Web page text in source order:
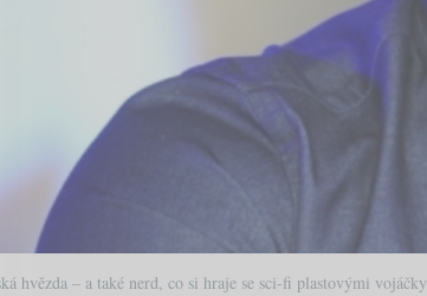
hvězda – a také nerd, co si hraje se sci-fi plastovými vojáčky